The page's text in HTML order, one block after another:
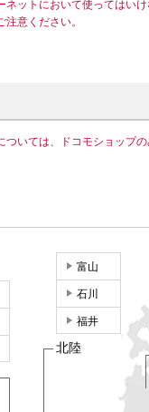
ットにおいて使ってはい
意ください。
ついては、ドコモショップ
富山
石川
福井
北陸